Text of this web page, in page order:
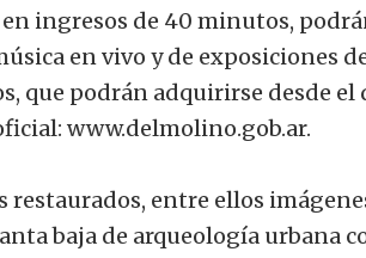
ingresos de 40 minutos,
en vivo y de exposiciones
que podrán adquirirse desde el
www.delmolino.gob.ar.
restaurados, entre ellos
baja de arqueología urbana